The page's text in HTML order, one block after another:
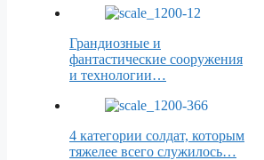
Грандиозные и
фантастические сооружения
и технологии…
4 категории солдат, которым
тяжелее всего служилось…